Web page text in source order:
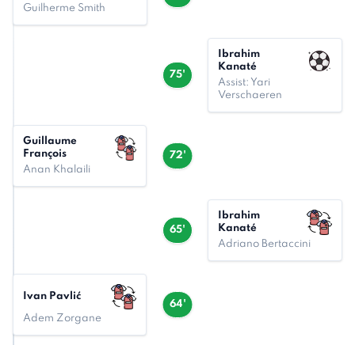
Guilherme Smith
75'
Ibrahim
Kanaté
Assist: Yari
Verschaeren
72'
Guillaume
François
Anan Khalaili
65'
Ibrahim
Kanaté
Adriano Bertaccini
64'
Ivan Pavlić
Adem Zorgane